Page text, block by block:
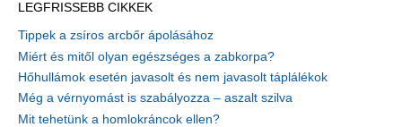
LEGFRISSEBB CIKKEK
Tippek a zsíros arcbőr ápolásához
Miért és mitől olyan egészséges a zabkorpa?
Hőhullámok esetén javasolt és nem javasolt táplálékok
Még a vérnyomást is szabályozza – aszalt szilva
Mit tehetünk a homlokráncok ellen?